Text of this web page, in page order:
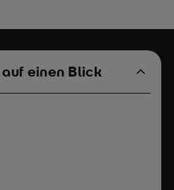
einen Blick